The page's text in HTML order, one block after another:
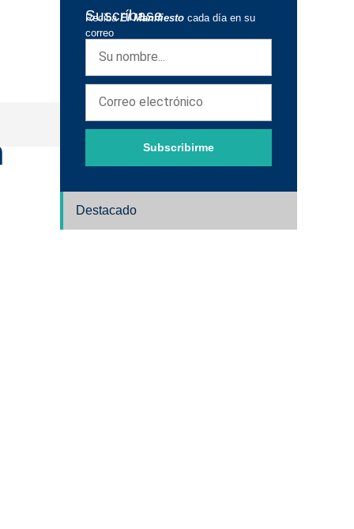
Suscríbase
RecibaEl Manifiesto cada día en su
correo
Subscribirme
Destacado